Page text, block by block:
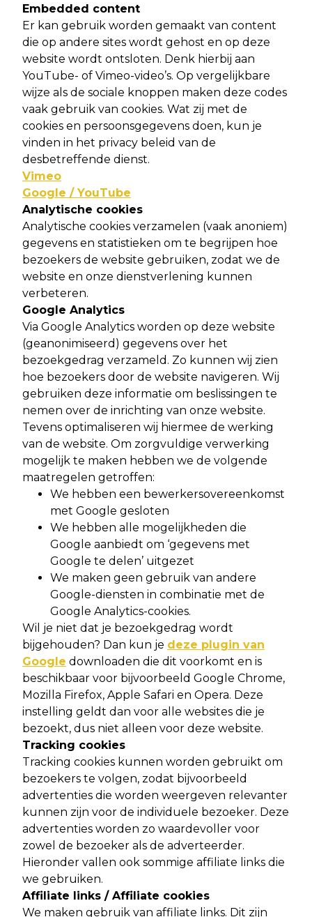
Embedded content
Er kan gebruik worden gemaakt van content
die op andere sites wordt gehost en op deze
website wordt ontsloten. Denk hierbij aan
YouTube- of Vimeo-video’s. Op vergelijkbare
wijze als de sociale knoppen maken deze codes
vaak gebruik van cookies. Wat zij met de
cookies en persoonsgegevens doen, kun je
vinden in het privacy beleid van de
desbetreffende dienst.
Vimeo
Google / YouTube
Analytische cookies
Analytische cookies verzamelen (vaak anoniem)
gegevens en statistieken om te begrijpen hoe
bezoekers de website gebruiken, zodat we de
website en onze dienstverlening kunnen
verbeteren.
Google Analytics
Via Google Analytics worden op deze website
(geanonimiseerd) gegevens over het
bezoekgedrag verzameld. Zo kunnen wij zien
hoe bezoekers door de website navigeren. Wij
gebruiken deze informatie om beslissingen te
nemen over de inrichting van onze website.
Tevens optimaliseren wij hiermee de werking
van de website. Om zorgvuldige verwerking
mogelijk te maken hebben we de volgende
maatregelen getroffen:
We hebben een bewerkersovereenkomst
met Google gesloten
We hebben alle mogelijkheden die
Google aanbiedt om ‘gegevens met
Google te delen’ uitgezet
We maken geen gebruik van andere
Google-diensten in combinatie met de
Google Analytics-cookies.
Wil je niet dat je bezoekgedrag wordt
bijgehouden? Dan kun je deze plugin van
Google downloaden die dit voorkomt en is
beschikbaar voor bijvoorbeeld Google Chrome,
Mozilla Firefox, Apple Safari en Opera. Deze
instelling geldt dan voor alle websites die je
bezoekt, dus niet alleen voor deze website.
Tracking cookies
Tracking cookies kunnen worden gebruikt om
bezoekers te volgen, zodat bijvoorbeeld
advertenties die worden weergeven relevanter
kunnen zijn voor de individuele bezoeker. Deze
advertenties worden zo waardevoller voor
zowel de bezoeker als de adverteerder.
Hieronder vallen ook sommige affiliate links die
we gebruiken.
Affiliate links / Affiliate cookies
We maken gebruik van affiliate links. Dit zijn